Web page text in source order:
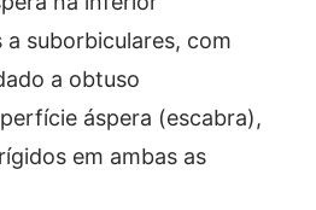
a suborbiculares, com
a obtuso
áspera (escabra),
em ambas as